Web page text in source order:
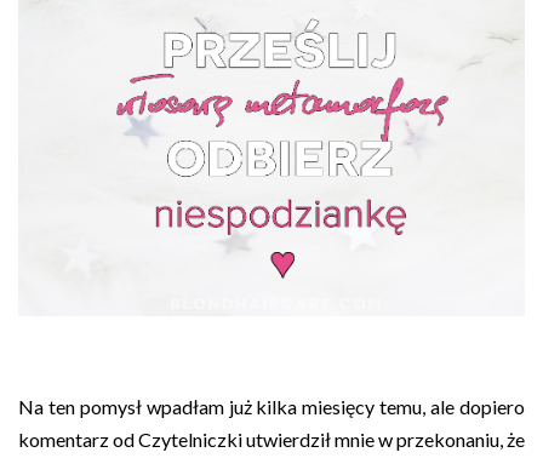
Na ten pomysł wpadłam już kilka miesięcy temu, ale dopiero
komentarz od Czytelniczki utwierdził mnie w przekonaniu, że